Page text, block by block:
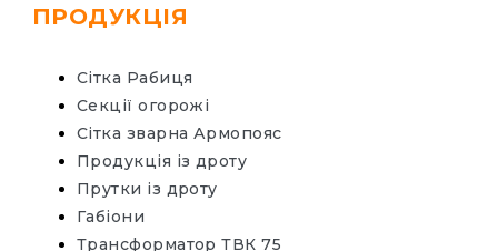
ПРОДУКЦІЯ
Сітка Рабиця
Секції огорожі
Сітка зварна Армопояс
Продукція із дроту
Прутки із дроту
Габіони
Трансформатор ТВК 75